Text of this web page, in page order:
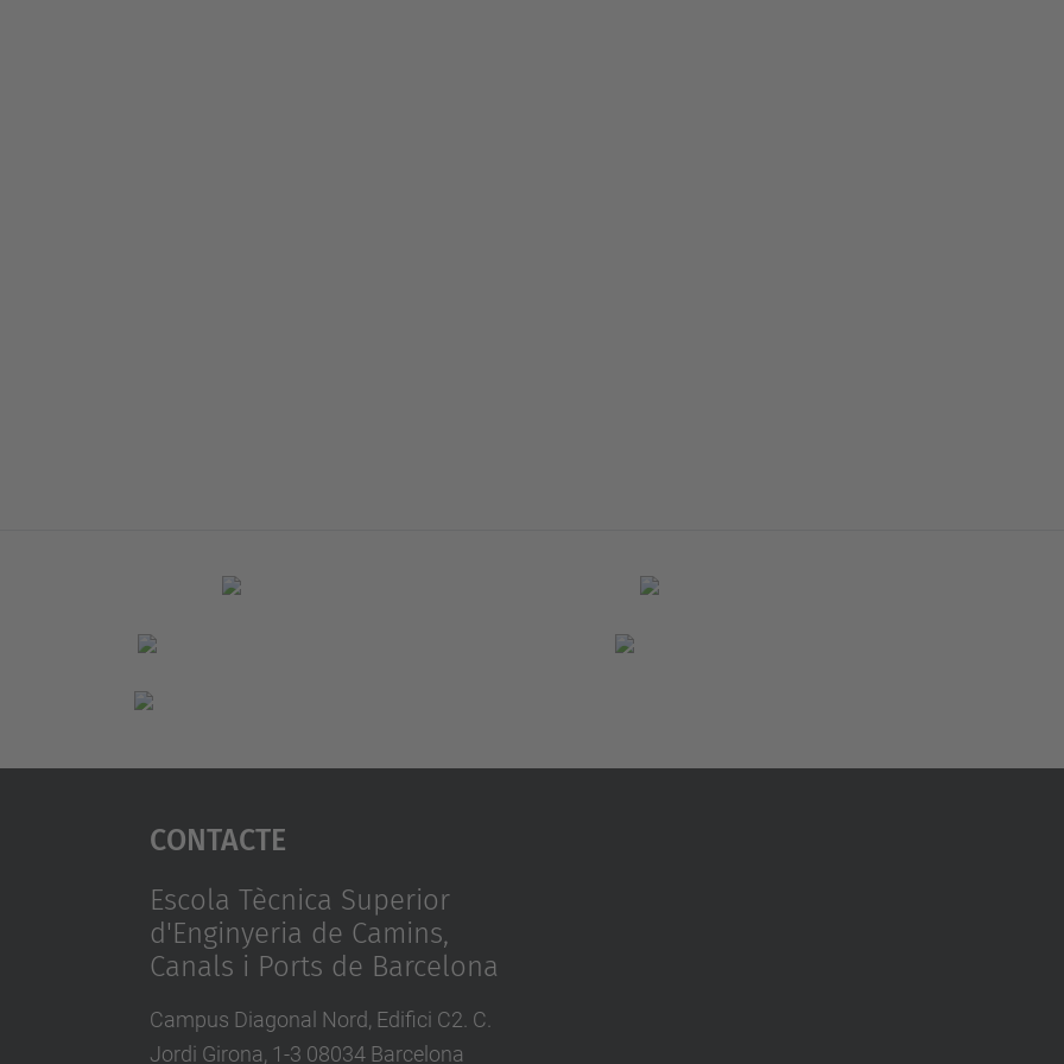
Contacte
Escola Tècnica Superior
d'Enginyeria de Camins,
Canals i Ports de Barcelona
Campus Diagonal Nord, Edifici C2. C.
Jordi Girona, 1-3 08034 Barcelona